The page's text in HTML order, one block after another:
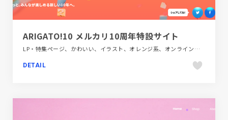
ARIGATO!10 メルカリ10周年特設サイト
LP・特集ページ、かわいい、イラスト、オレンジ系、オンラインサービス、カラフル、ポップ、金融・法律・人材・専門職
DETAIL